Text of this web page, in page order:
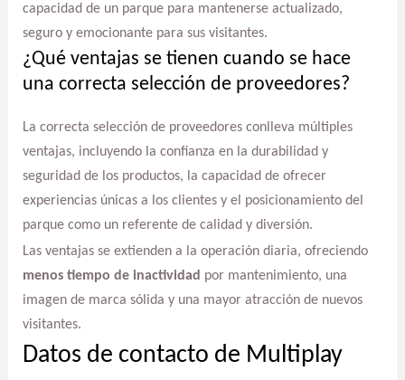
capacidad de un parque para mantenerse actualizado,
seguro y emocionante para sus visitantes.
¿Qué ventajas se tienen cuando se hace
una correcta selección de proveedores?
La correcta selección de proveedores conlleva múltiples
ventajas, incluyendo la confianza en la durabilidad y
seguridad de los productos, la capacidad de ofrecer
experiencias únicas a los clientes y el posicionamiento del
parque como un referente de calidad y diversión.
Las ventajas se extienden a la operación diaria, ofreciendo
menos tiempo de inactividad por mantenimiento, una
imagen de marca sólida y una mayor atracción de nuevos
visitantes.
Datos de contacto de Multiplay